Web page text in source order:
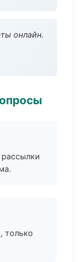
онлайн.
только